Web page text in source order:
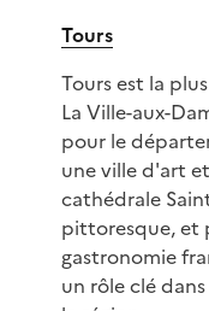
Tours
Tours est la
La Ville-aux-
pour le
une ville d'art
cathédrale
pittoresque, et
gastronomie
un rôle clé